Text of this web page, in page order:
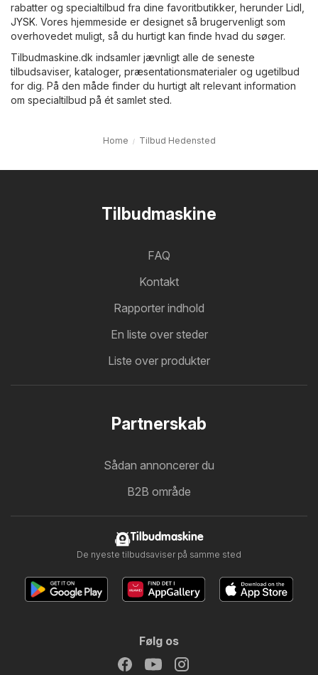
rabatter og specialtilbud fra dine favoritbutikker, herunder Lidl
JYSK. Vores hjemmeside er designet så brugervenligt som
overhovedet muligt, så du hurtigt kan finde hvad du søger.
Tilbudmaskine.dk indsamler jævnligt alle de seneste
tilbudsaviser, kataloger, præsentationsmaterialer og ugetilbud
for dig. På den måde finder du hurtigt alt relevant information
om specialtilbud på ét samlet sted.
Home Tilbud Hedensted
Tilbudmaskine
FAQ
Kontakt
Rapporter indhold
En liste over steder
Liste over produkter
Partnerskab
Sådan annoncerer du
B2B område
Tilbudmaskine
De nyeste tilbudsaviser på samme sted
Følg os